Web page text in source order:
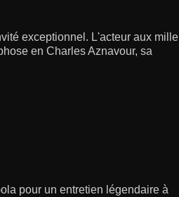
exceptionnel. L'acteur aux mille
en Charles Aznavour, sa
pour un entretien légendaire à